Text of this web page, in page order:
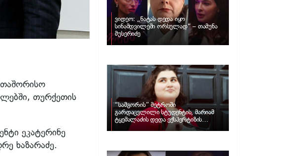
თურქეთის
ეკატერინე
ხაზარაძე.
ვიდეო: „ნატას დედა იყო
სინამდვილეში ორსულად“ – თამუნა
მუსერიძე
“სამგორის” მეტროში
გარდაცვლილი სტუდენტის, მარიამ
ტყემალაძის დედა ექსპერტიზის
პასუხს აქვეყნებს – რა გახდა გოგონას